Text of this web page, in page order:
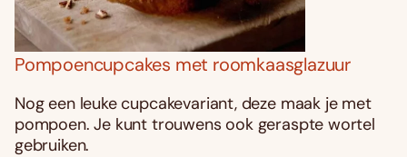
Pompoencupcakes met roomkaasglazuur
Nog een leuke cupcakevariant, deze maak je met
pompoen. Je kunt trouwens ook geraspte wortel
gebruiken.